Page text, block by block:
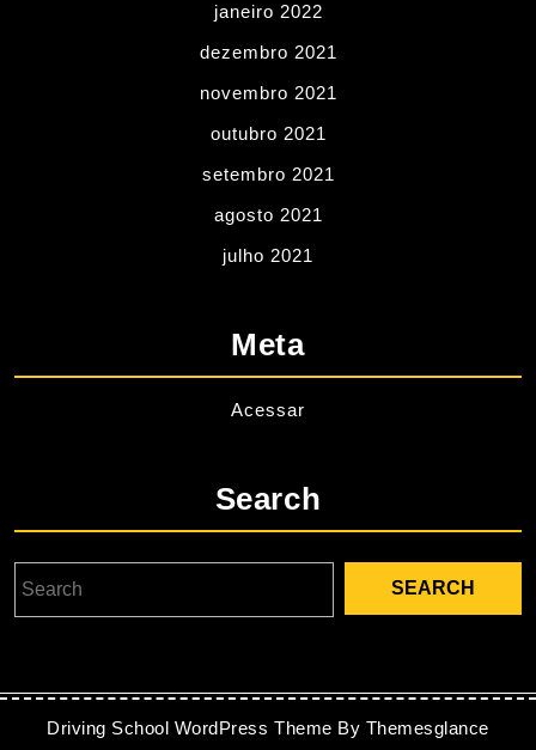
janeiro 2022
dezembro 2021
novembro 2021
outubro 2021
setembro 2021
agosto 2021
julho 2021
Meta
Acessar
Search
Driving School WordPress Theme By Themesglance